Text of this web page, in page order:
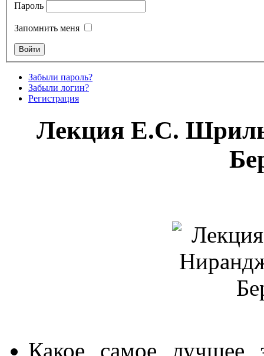
Пароль
Запомнить меня
Забыли пароль?
Забыли логин?
Регистрация
Лекция Е.С.
Какое самое лучшее